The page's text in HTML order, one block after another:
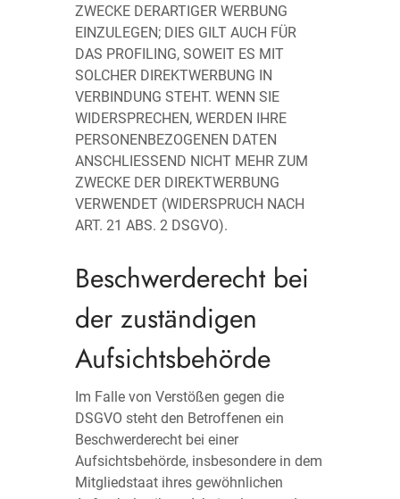
ZWECKE DERARTIGER WERBUNG
EINZULEGEN; DIES GILT AUCH FÜR
DAS PROFILING, SOWEIT ES MIT
SOLCHER DIREKTWERBUNG IN
VERBINDUNG STEHT. WENN SIE
WIDERSPRECHEN, WERDEN IHRE
PERSONENBEZOGENEN DATEN
ANSCHLIESSEND NICHT MEHR ZUM
ZWECKE DER DIREKTWERBUNG
VERWENDET (WIDERSPRUCH NACH
ART. 21 ABS. 2 DSGVO).
Beschwerde­recht bei
der zuständigen
Aufsichts­behörde
Im Falle von Verstößen gegen die
DSGVO steht den Betroffenen ein
Beschwerderecht bei einer
Aufsichtsbehörde, insbesondere in dem
Mitgliedstaat ihres gewöhnlichen